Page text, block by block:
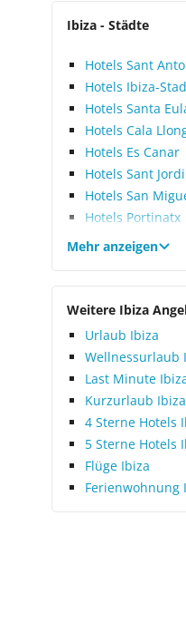
Ibiza - Städte
Hotels Sant
Hotels Ibiza-
Hotels Santa
Hotels Cala
Hotels Es Canar
Hotels Sant
Hotels San
Hotels Portinatx
Mehr anzeigen
Weitere Ibiza
Urlaub Ibiza
Wellnessurlaub
Last Minute
Kurzurlaub Ibiza
4 Sterne Hotels
5 Sterne Hotels
Flüge Ibiza
Ferienwohnung